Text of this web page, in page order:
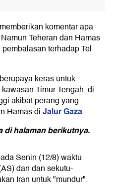
komentar apa
Teheran dan Hamas
terhadap Tel
keras untuk
Timur Tengah, di
akibat perang yang
Hamas diJalur Gaza.
di halaman berikutnya.
Senin (12/8) waktu
dan dan sekutu-
Iran untuk "mundur".